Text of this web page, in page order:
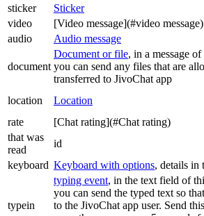
sticker
Sticker
video
[Video message](#video message)
audio
Audio message
document
Document or file, in a message
you can send any files that are
transferred to JivoChat app
location Location
rate
[Chat rating](#Chat rating)
that was
read
id
keyboard Keyboard with options, details in
typein
typing event, in the text field of
you can send the typed text so
to the JivoChat app user. Send